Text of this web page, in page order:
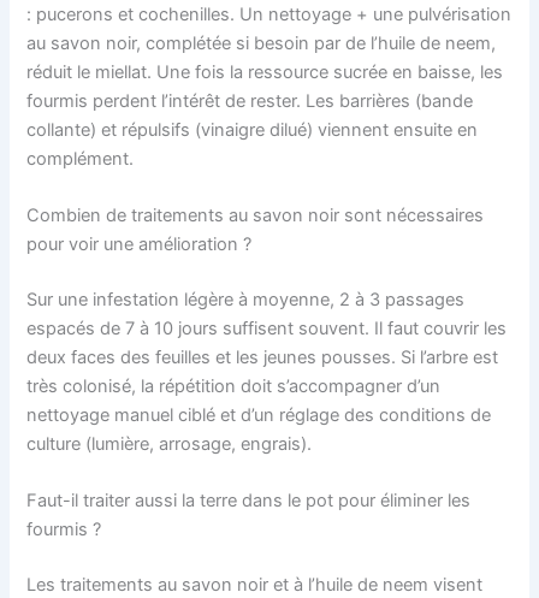
: pucerons et cochenilles. Un nettoyage + une pulvérisation
au savon noir, complétée si besoin par de l’huile de neem,
réduit le miellat. Une fois la ressource sucrée en baisse, les
fourmis perdent l’intérêt de rester. Les barrières (bande
collante) et répulsifs (vinaigre dilué) viennent ensuite en
complément.
Combien de traitements au savon noir sont nécessaires
pour voir une amélioration ?
Sur une infestation légère à moyenne, 2 à 3 passages
espacés de 7 à 10 jours suffisent souvent. Il faut couvrir les
deux faces des feuilles et les jeunes pousses. Si l’arbre est
très colonisé, la répétition doit s’accompagner d’un
nettoyage manuel ciblé et d’un réglage des conditions de
culture (lumière, arrosage, engrais).
Faut-il traiter aussi la terre dans le pot pour éliminer les
fourmis ?
Les traitements au savon noir et à l’huile de neem visent